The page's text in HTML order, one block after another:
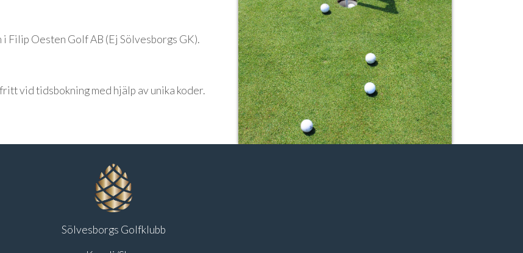
Oesten Golf AB (Ej Sölvesborgs GK).
vid tidsbokning med hjälp av unika koder.
Sölvesborgs Golfklubb